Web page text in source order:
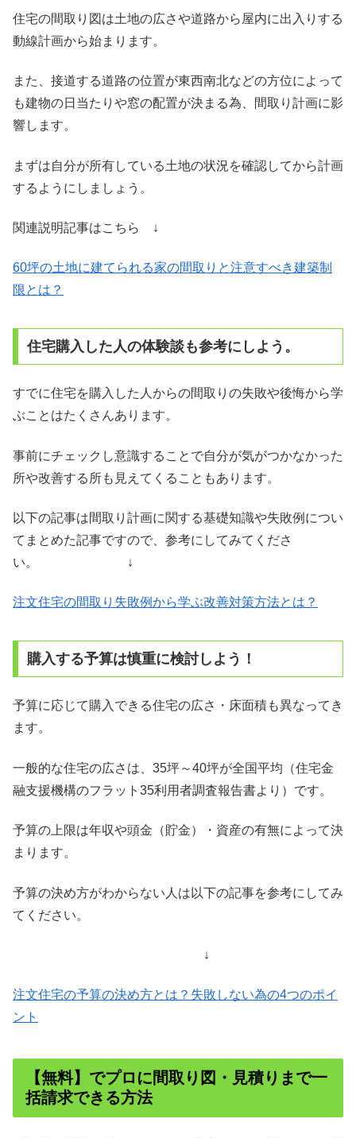
住宅の間取り図は土地の広さや道路から屋内に出入りする
動線計画から始まります。
また、接道する道路の位置が東西南北などの方位によって
も建物の日当たりや窓の配置が決まる為、間取り計画に影
響します。
まずは自分が所有している土地の状況を確認してから計画
するようにしましょう。
関連説明記事はこちら ↓
60坪の土地に建てられる家の間取りと注意すべき建築制
限とは？
住宅購入した人の体験談も参考にしよう。
すでに住宅を購入した人からの間取りの失敗や後悔から学
ぶことはたくさんあります。
事前にチェックし意識することで自分が気がつかなかった
所や改善する所も見えてくることもあります。
以下の記事は間取り計画に関する基礎知識や失敗例につい
てまとめた記事ですので、参考にしてみてくださ
い。 ↓
注文住宅の間取り失敗例から学ぶ改善対策方法とは？
購入する予算は慎重に検討しよう！
予算に応じて購入できる住宅の広さ・床面積も異なってき
ます。
一般的な住宅の広さは、35坪～40坪が全国平均（住宅金
融支援機構のフラット35利用者調査報告書より）です。
予算の上限は年収や頭金（貯金）・資産の有無によって決
まります。
予算の決め方がわからない人は以下の記事を参考にしてみ
てください。
↓
注文住宅の予算の決め方とは？失敗しない為の4つのポイ
ント
【無料】でプロに間取り図・見積りまで一
括請求できる方法